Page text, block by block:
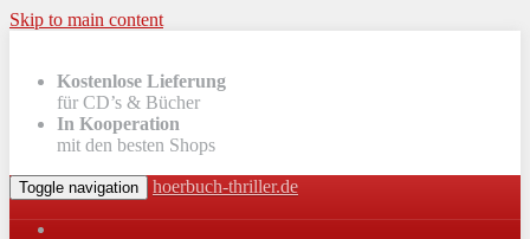
Skip to main content
Kostenlose Lieferung
für CD’s & Bücher
In Kooperation
mit den besten Shops
Toggle navigation hoerbuch-thriller.de